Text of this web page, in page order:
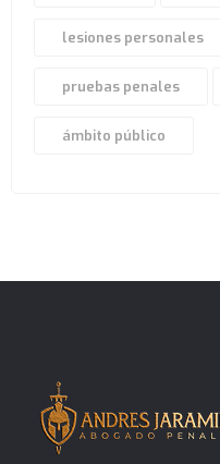
lesiones personales
pruebas penales
ámbito público